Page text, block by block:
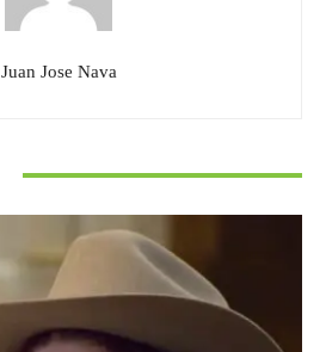
Juan Jose Nava